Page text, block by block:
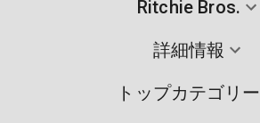
Ritchie Bros.
詳細情報
トップカテゴリー